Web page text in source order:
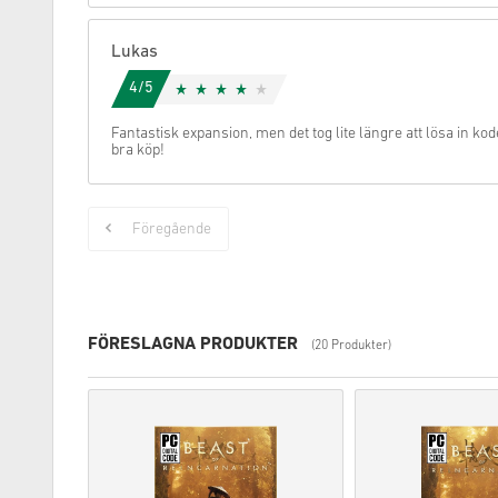
Lukas
4/5
Fantastisk expansion, men det tog lite längre att lösa in
bra köp!
Föregående
FÖRESLAGNA PRODUKTER (20 Produkter)